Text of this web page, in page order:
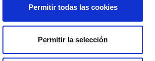
Permitir todas las cookies
Permitir la selección